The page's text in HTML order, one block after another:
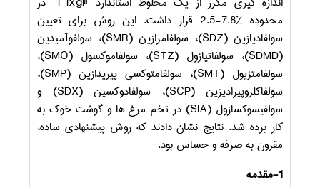
محدوده 2.5-7.8% قرار داشت. این روش برای تعیین
سولفادیازین (SDZ)، سولفامرازین (SMR)، سولفوآمیدین
(
SDMD)، سولفاتیازول (STZ)، سولفاموکسول (SMO)،
سولفامتزیول (SMT)، سولفامتوکسی پیریدازین (SMP)،
سولفاکلروپیرادیزین (SCP)، سولفادوکسین (SDX) و
سولفیسوکسازول (SIA) در تخم مرغ ها و گوشت خوک به
کار برده شد. نتایج نشان دادند که روش پیشنهادی ساده،
مقرون به صرفه و حساس بود.
1-مقدمه